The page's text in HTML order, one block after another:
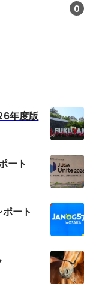
0
年度版
ート
ート